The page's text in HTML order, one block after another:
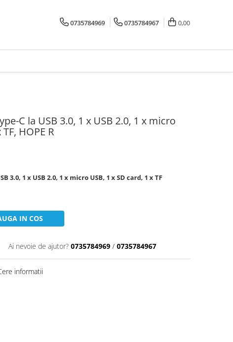
0735784969 0735784967 0,00
C la USB 3.0, 1 x USB 2.0, 1 x micro
HOPE R
3.0, 1 x USB 2.0, 1 x micro USB, 1 x SD card, 1 x TF
IN COS
Ai nevoie de ajutor? 0735784969 / 0735784967
informatii